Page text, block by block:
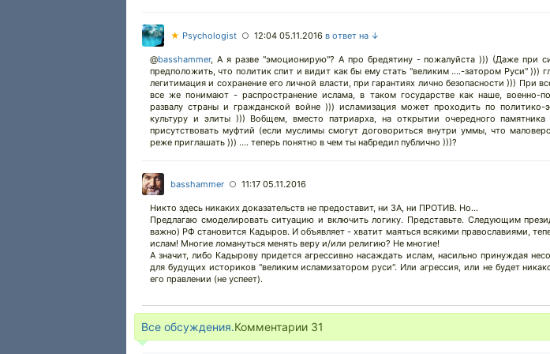
★ Psychologist ○ 12:04 05.11.2016 в ответ на ↓
@basshammer, А я разве "эмоционирую"? А про бредятину - пожалуйста ))) (Даже при
предположить, что политик спит и видит как бы ему стать "великим ....-затором Руси" )))
легитимация и сохранение его личной власти, при гарантиях лично безопасности ))) При
все же понимают - распространение ислама, в таком государстве как наше, военно-
развалу страны и гражданской войне ))) исламизация может проходить по политико-
культуру и элиты ))) Вобщем, вместо патриарха, на открытии очередного
присутствовать муфтий (если муслимы смогут договориться внутри уммы, что
реже приглашать ))) .... теперь понятно в чем ты набредил публично )))?
basshammer ○ 11:17 05.11.2016
Никто здесь никаких доказательств не предоставит, ни ЗА, ни ПРОТИВ. Но...
Предлагаю смоделировать ситуацию и включить логику. Представьте. Следующим
важно) РФ становится Кадыров. И объявляет - хватит маяться всякими православиями,
ислам! Многие ломануться менять веру и/или религию? Не многие!
А значит, либо Кадырову придется агрессивно насаждать ислам, насильно принуждая
для будущих историков "великим исламизатором руси". Или агрессия, или не будет
его правлении (не успеет).
Все обсуждения.Комментарии 31